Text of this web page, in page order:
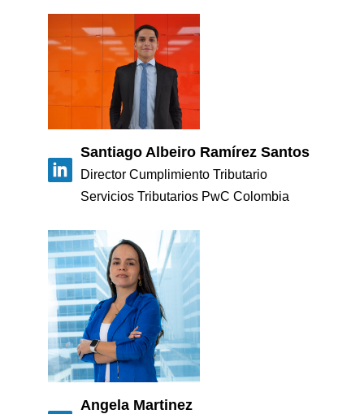
Santiago Albeiro Ramírez Santos
Director Cumplimiento Tributario
Servicios Tributarios PwC Colombia
Angela Martinez